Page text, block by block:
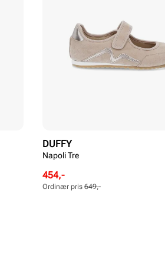
DUFFY
Napoli Tre
Rabattert
pris
454,-
Ordinær
pris
Ordinær pris 649,-